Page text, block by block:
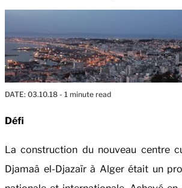
DATE: 03.10.18 - 1 minute read
Défi
La construction du nouveau centre
Djamaâ el-Djazaïr à Alger était un